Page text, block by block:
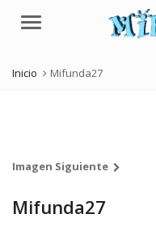
Menú
Inicio Mifunda27
Imagen Siguiente
Mifunda27